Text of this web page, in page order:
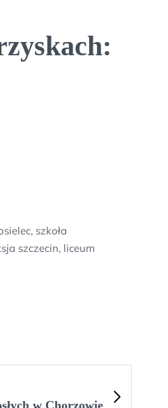
szkoła
szczecin, liceum
w Chorzowie